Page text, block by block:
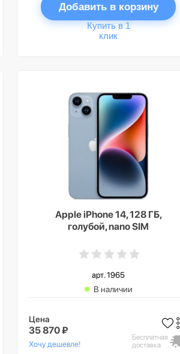
Добавить в корзину
Купить в 1
клик
Apple iPhone 14, 128 ГБ,
голубой, nano SIM
арт. 1965
В наличии
Цена
35 870 ₽
Хочу дешевле!
Бесплатная
доставка